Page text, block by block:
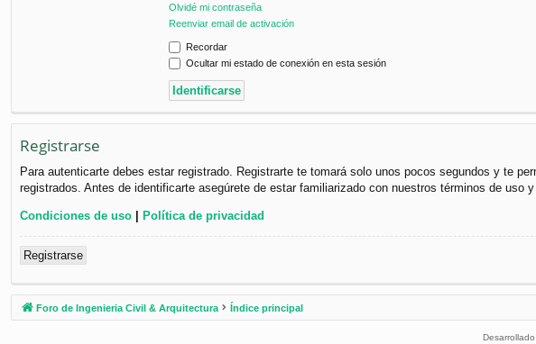
Olvidé mi contraseña
Reenviar email de activación
Recordar
Ocultar mi estado de conexión en esta sesión
Registrarse
Para autenticarte debes estar registrado. Registrarte te tomará solo unos pocos segundos y te
registrados. Antes de identificarte asegúrete de estar familiarizado con nuestros términos de
Condiciones de uso | Política de privacidad
Registrarse
Foro de Ingenieria Civil & Arquitectura Índice principal